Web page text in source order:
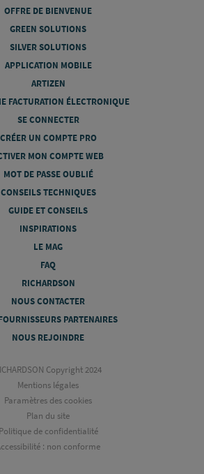
OFFRE DE BIENVENUE
GREEN SOLUTIONS
SILVER SOLUTIONS
APPLICATION MOBILE
ARTIZEN
FACTURATION ÉLECTRONIQUE
SE CONNECTER
CRÉER UN COMPTE PRO
MON COMPTE WEB
MOT DE PASSE OUBLIÉ
CONSEILS TECHNIQUES
GUIDE ET CONSEILS
INSPIRATIONS
LE MAG
FAQ
RICHARDSON
NOUS CONTACTER
PARTENAIRES
NOUS REJOINDRE
Copyright 2024
Mentions légales
Paramètres des cookies
Plan du site
Politique de confidentialité
: non conforme